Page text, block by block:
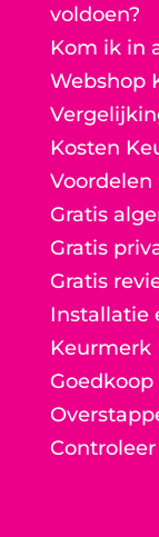
voldoen?
Kom ik in
Webshop
Kosten
Gratis
Gratis
Gratis
Installatie
Keurmerk